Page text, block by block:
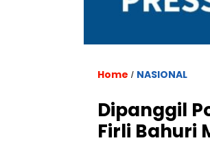
Home / NASIONAL
Dipanggil
Firli Bahuri